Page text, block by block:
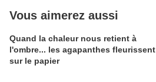
Vous aimerez aussi
Quand la chaleur nous retient à
l'ombre... les agapanthes fleurissent
sur le papier